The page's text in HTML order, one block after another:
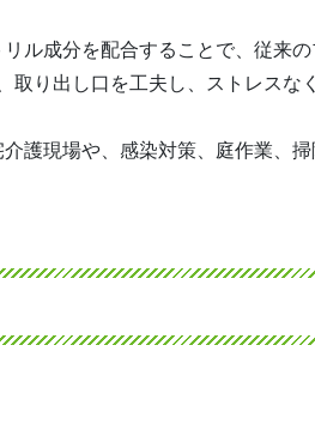
ル成分を配合することで、従来
取り出し口を工夫し、ストレスな
護現場や、感染対策、庭作業、